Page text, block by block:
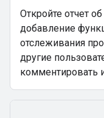
Откройте отчет
добавление
отслеживания
другие
комментировать